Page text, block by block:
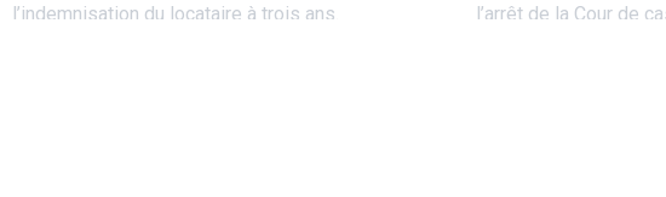
l’indemnisation du locataire à trois ans.
l’arrêt de la Cour de